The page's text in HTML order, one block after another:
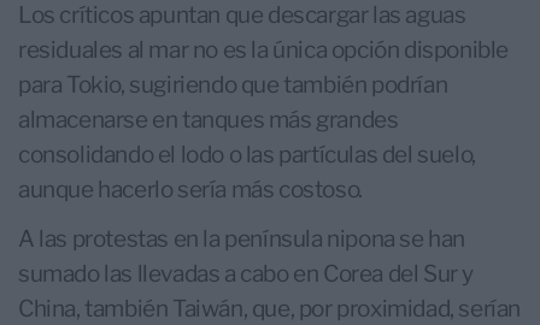
Los críticos apuntan que descargar las aguas
residuales al mar no es la única opción disponible
para Tokio, sugiriendo que también podrían
almacenarse en tanques más grandes
consolidando el lodo o las partículas del suelo,
aunque hacerlo sería más costoso.
A las protestas en la península nipona se han
sumado las llevadas a cabo en Corea del Sur y
China, también Taiwán, que, por proximidad, serían